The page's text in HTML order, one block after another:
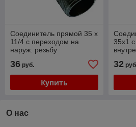
Соединитель прямой 35 х
11/4 с переходом на
наруж. резьбу
36 руб.
Купить
35х1
32
О нас